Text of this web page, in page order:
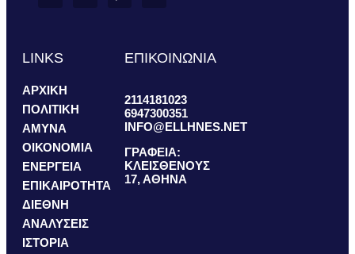
LINKS
ΑΡΧΙΚΗ
ΠΟΛΙΤΙΚΗ
ΑΜΥΝΑ
ΟΙΚΟΝΟΜΙΑ
ΕΝΕΡΓΕΙΑ
ΕΠΙΚΑΙΡΟΤΗΤΑ
ΔΙΕΘΝΗ
ΑΝΑΛΥΣΕΙΣ
ΙΣΤΟΡΙΑ
ΕΠΙΚΟΙΝΩΝΙΑ
2114181023
6947300351
INFO@ELLHNES.NET
ΓΡΑΦΕΙΑ:
ΚΛΕΙΣΘΕΝΟΥΣ
17, ΑΘΗΝΑ